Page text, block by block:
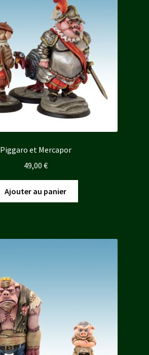
Piggaro et Mercapor
49,00 €
Ajouter au panier